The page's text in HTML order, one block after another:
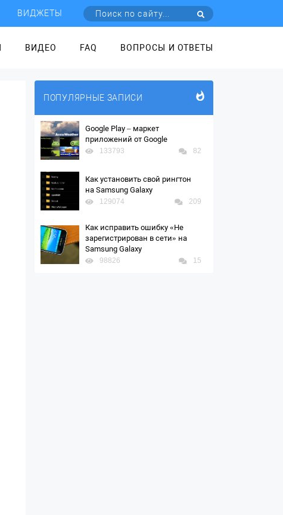
ВИДЖЕТЫ
ВИДЕО FAQ ВОПРОСЫ И ОТВЕТЫ
ПОПУЛЯРНЫЕ ЗАПИСИ
Google Play – маркет
приложений от Google
133793 82
Как установить свой рингтон
на Samsung Galaxy
129074 209
Как исправить ошибку «Не
зарегистрирован в сети» на
Samsung Galaxy
98826 15